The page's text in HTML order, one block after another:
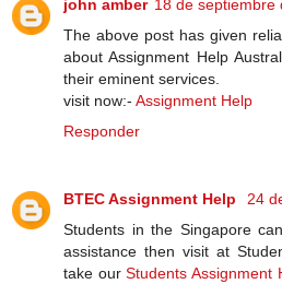
john amber 18 de septiembre
The above post has given
about Assignment Help
their eminent services.
visit now:- Assignment Help
Responder
BTEC Assignment Help
24
Students in the Singapore
assistance then visit at
take ourStudents Assignment